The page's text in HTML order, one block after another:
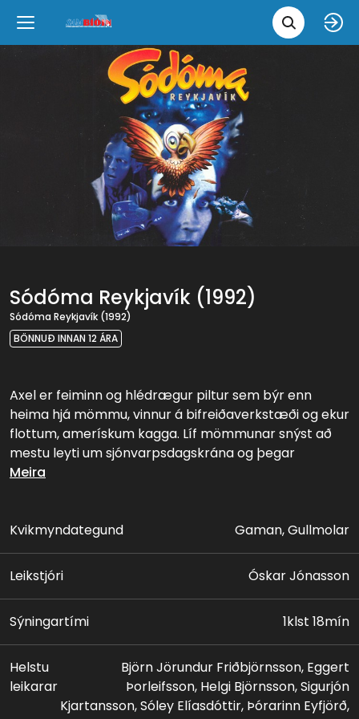
Leita
Back
Væntanlegt
Close
Klassískar myndir
Back
Tungumál
Close
English
Sódóma Reykjavík (1992)
Sódóma Reykjavík (1992)
BÖNNUÐ INNAN 12 ÁRA
Axel er feiminn og hlédrægur piltur sem býr enn
heima hjá mömmu, vinnur á bifreiðaverkstæði og ekur
flottum, amerískum kagga. Líf mömmunar snýst að
mestu leyti um sjónvarpsdagskrána og þegar
fjarstýringin týnist einn góðan veðurdag er fjandinn
bruggaranum Mola og systur hans, Unni. Leikurinn
berst í næturklúbbinn Sódómu, þar sem Axel sýnir
mikla dirfsku við að bjarga draumadísinni sinni úr
höndum mannræningja.
Meira
Kvikmyndategund Gaman, Gullmolar
Leikstjóri Óskar Jónasson
Sýningartími 1klst 18mín
Helstu
leikarar
Björn Jörundur Friðbjörnsson, Eggert
Þorleifsson, Helgi Björnsson, Sigurjón
Kjartansson, Sóley Elíasdóttir, Þórarinn Eyfjörð,